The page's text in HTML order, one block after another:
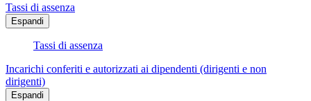
Tassi di assenza
Espandi
Tassi di assenza
Incarichi conferiti e autorizzati ai dipendenti (dirigenti e non
dirigenti)
Espandi